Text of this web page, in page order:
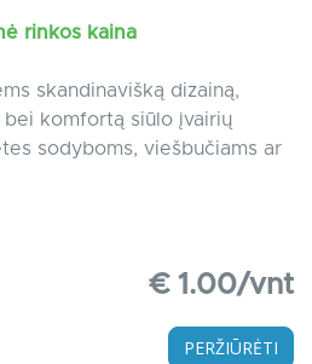
rinkos kaina
skandinavišką dizainą,
bei komfortą siūlo įvairių
sodyboms, viešbučiams ar
€ 1.00/vnt
PERŽIŪRĖTI